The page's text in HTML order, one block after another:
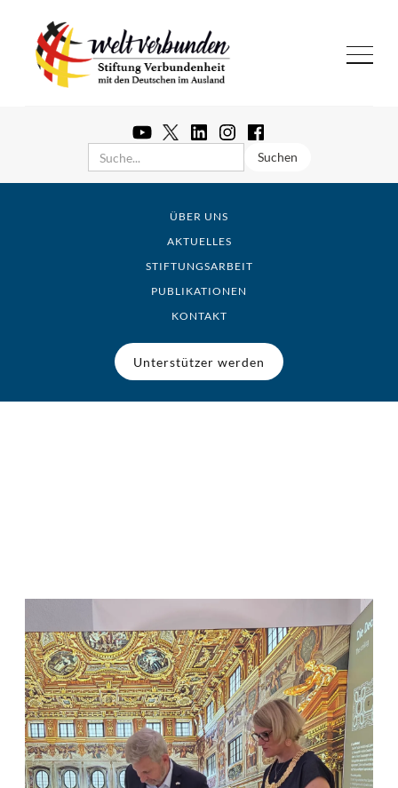
ÜBER UNS
AKTUELLES
STIFTUNGSARBEIT
PUBLIKATIONEN
KONTAKT
Unterstützer werden